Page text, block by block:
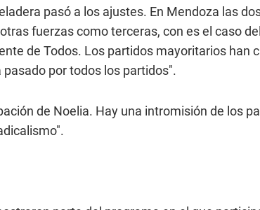
pasó a los ajustes. En Mendoza las
fuerzas como terceras, con es el caso
de Todos. Los partidos mayoritarios han
por todos los partidos".
de Noelia. Hay una intromisión de los